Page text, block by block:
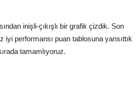
inişli-çıkışlı bir grafik çizdik. Son
iyi performansı puan tablosuna yansıttık
tamamlıyoruz.